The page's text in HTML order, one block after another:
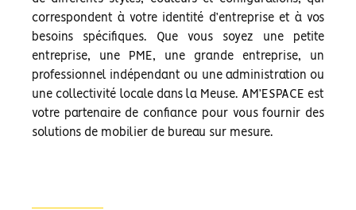
correspondent à votre identité d’entreprise et à vos
besoins spécifiques. Que vous soyez une petite
entreprise, une PME, une grande entreprise, un
professionnel indépendant ou une administration ou
une collectivité locale dans la Meuse. AM’ESPACE est
votre partenaire de confiance pour vous fournir des
solutions de mobilier de bureau sur mesure.